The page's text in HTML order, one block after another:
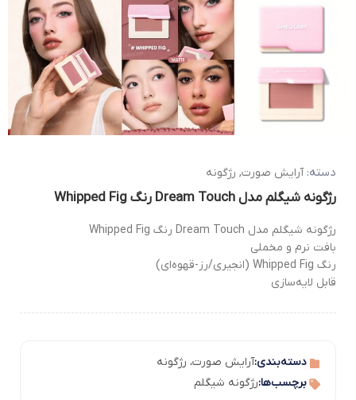
دسته: آرایش صورت, رژگونه
رژگونه شیگلم مدل Dream Touch رنگ Whipped Fig
رژگونه شیگلم مدل Dream Touch رنگ Whipped Fig
بافت نرم و مخملی
رنگ Whipped Fig (انجیری/رز-قهوه‌ای)
قابل لایه‌سازی
دسته‌بندی:آرایش صورت، رژگونه
برچسب‌ها:رژگونه شیگلم